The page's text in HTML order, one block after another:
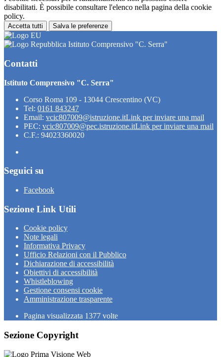
disabilitati. È possibile consultare l'elenco nella pagina della cookie
policy.
Accetta tutti Salva le preferenze
Istituto Comprensivo "C. Serra"
Contatti
Istituto Comprensivo "C. Serra"
Corso Roma 109 - 13044 Crescentino (VC)
Tel: 0161 843247
Email: vcic807009@istruzione.itLink per inviare una mail
PEC: vcic807009@pec.istruzione.itLink per inviare una mail
C.F.: 94023360020
Seguici su
Facebook
Sezione Link Utili
Cookie policy
Note legali
Informativa Privacy
Ufficio Relazioni con il Pubblico
Dichiarazione di accessibilità
Obiettivi di accessibilità
Whistleblowing
Gestione consensi cookie
Amministrazione trasparente
Pagina visualizzata 1377 volte
Sezione Copyright